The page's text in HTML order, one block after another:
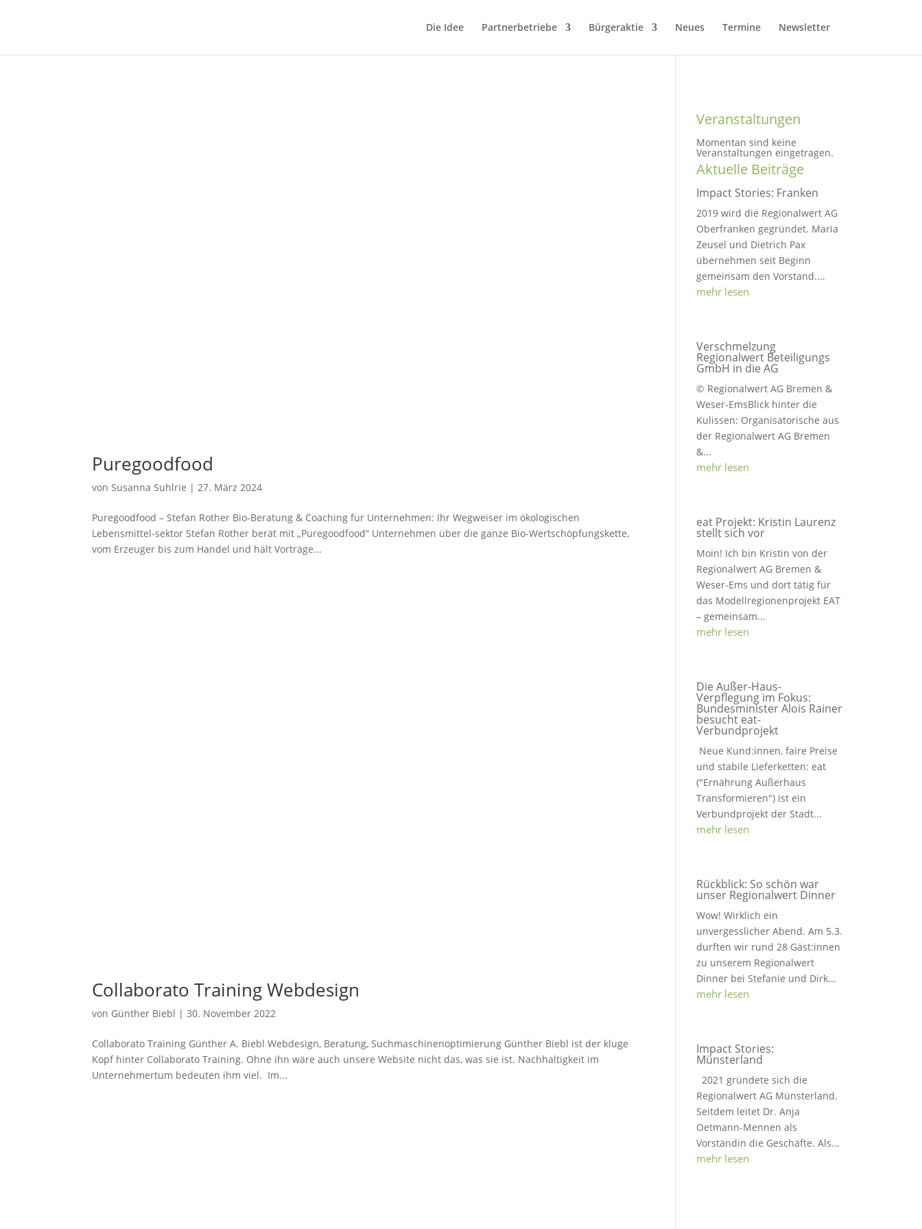
Die Idee Partnerbetriebe Bürgeraktie Neues Termine Newsletter
Puregoodfood
von Susanna Suhlrie | 27. März 2024
Puregoodfood – Stefan Rother Bio-Beratung & Coaching für Unternehmen: Ihr Wegweiser im ökologischen
Lebensmittel-sektor Stefan Rother berät mit „Puregoodfood“ Unternehmen über die ganze Bio-Wertschöpfungskette,
vom Erzeuger bis zum Handel und hält Vorträge...
Collaborato Training Webdesign
von Günther Biebl |30. November 2022
Collaborato Training Günther A. Biebl Webdesign, Beratung, Suchmaschinen­optimierung Günther Biebl ist der kluge
Kopf hinter Collaborato Training. Ohne ihn wäre auch unsere Website nicht das, was sie ist. Nachhaltigkeit im
Unternehmertum bedeuten ihm viel. Im...
Veranstaltungen
Momentan sind keine
Veranstaltungen eingetragen.
Aktuelle Beiträge
Impact Stories: Franken
2019 wird die Regionalwert AG
Oberfranken gegründet. Maria
Zeusel und Dietrich Pax
übernehmen seit Beginn
gemeinsam den Vorstand....
mehr lesen
Verschmelzung
Regionalwert Beteiligungs
GmbH in die AG
© Regionalwert AG Bremen &
Weser-EmsBlick hinter die
Kulissen: Organisatorische aus
der Regionalwert AG Bremen
&...
mehr lesen
eat Projekt: Kristin Laurenz
stellt sich vor
Moin! Ich bin Kristin von der
Regionalwert AG Bremen &
Weser-Ems und dort tätig für
das Modellregionenprojekt EAT
– gemeinsam...
mehr lesen
Die Außer-Haus-
Verpflegung im Fokus:
Bundesminister Alois Rainer
besucht eat-
Verbundprojekt
Neue Kund:innen, faire Preise
und stabile Lieferketten: eat
("Ernährung Außerhaus
Transformieren") ist ein
Verbundprojekt der Stadt...
mehr lesen
Rückblick: So schön war
unser Regionalwert Dinner
Wow! Wirklich ein
unvergesslicher Abend. Am 5.3.
durften wir rund 28 Gäst:innen
zu unserem Regionalwert
Dinner bei Stefanie und Dirk...
mehr lesen
Impact Stories:
Münsterland
2021 gründete sich die
Regionalwert AG Münsterland.
Seitdem leitet Dr. Anja
Oetmann-Mennen als
Vorständin die Geschäfte. Als...
mehr lesen